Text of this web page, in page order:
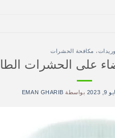
، مكافحة الحشرات
على الحشرات
2023 بواسطة EMAN GHARIB